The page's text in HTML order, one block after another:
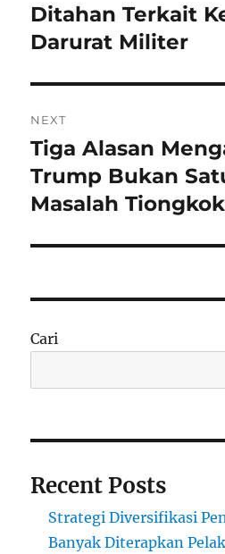
post:
Ditahan Terkait
Darurat Militer
NEXT
Next
post:
Tiga Alasan
Trump Bukan
Masalah Tiongkok
Cari
Recent Posts
Strategi Diversifikasi
Banyak Diterapkan